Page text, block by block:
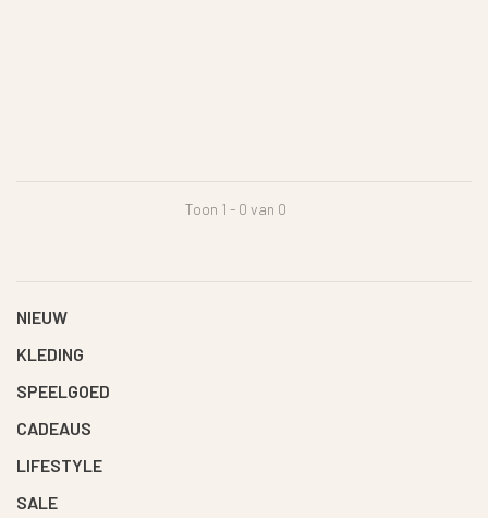
Toon 1 - 0 van 0
NIEUW
KLEDING
SPEELGOED
CADEAUS
LIFESTYLE
SALE